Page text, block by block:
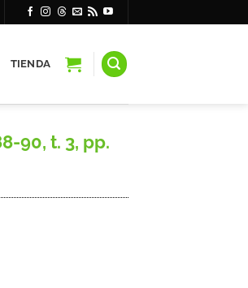
TIENDA
90, t. 3, pp.